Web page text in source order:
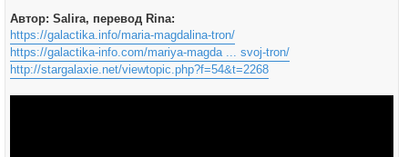
Автор: Salira, перевод Rina:
https://galactika.info/maria-magdalina-tron/
https://galactika-info.com/mariya-magda ... svoj-tron/
http://stargalaxie.net/viewtopic.php?f=54&t=2268